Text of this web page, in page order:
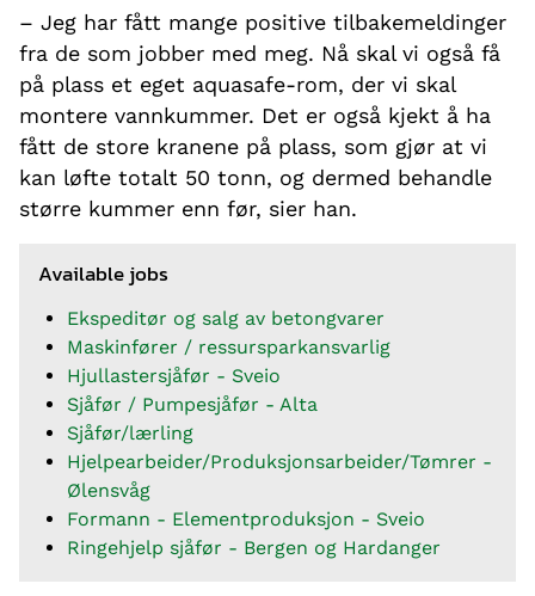
– Jeg har fått mange positive tilbakemeldinger
fra de som jobber med meg. Nå skal vi også få
på plass et eget aquasafe-rom, der vi skal
montere vannkummer. Det er også kjekt å ha
fått de store kranene på plass, som gjør at vi
kan løfte totalt 50 tonn, og dermed behandle
større kummer enn før, sier han.
Available jobs
Ekspeditør og salg av betongvarer
Maskinfører / ressursparkansvarlig
Hjullastersjåfør - Sveio
Sjåfør / Pumpesjåfør - Alta
Sjåfør/lærling
Hjelpearbeider/Produksjonsarbeider/Tømrer -
Ølensvåg
Formann - Elementproduksjon - Sveio
Ringehjelp sjåfør - Bergen og Hardanger